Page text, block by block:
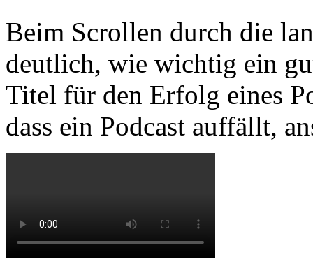
Beim Scrollen durch die
deutlich, wie wichtig ein
Titel für den Erfolg eines
dass ein Podcast auffällt,